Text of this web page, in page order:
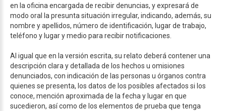
en la oficina encargada de recibir denuncias, y expresará de
modo oral la presunta situación irregular, indicando, además, su
nombre y apellidos, número de identificación, lugar de trabajo,
teléfono y lugar y medio para recibir notificaciones.
Al igual que en la versión escrita, su relato deberá contener una
descripción clara y detallada de los hechos u omisiones
denunciados, con indicación de las personas u órganos contra
quienes se presenta, los datos de los posibles afectados si los
conoce, mención aproximada de la fecha y lugar en que
sucedieron, así como de los elementos de prueba que tenga